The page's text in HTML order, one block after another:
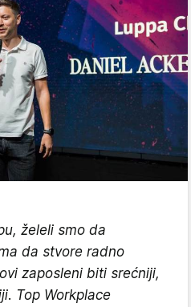
želeli smo da
da stvore radno
zaposleni biti srećniji,
Top Workplace